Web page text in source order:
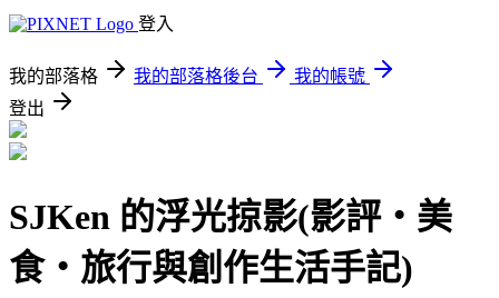
登入
我的部落格 我的部落格後台
我的帳號
登出
SJKen 的浮光掠影(影評‧美
食‧旅行與創作生活手記)